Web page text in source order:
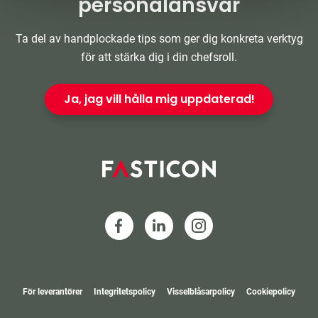
Ta del av handplockade tips som ger dig konkreta verktyg
för att stärka dig i din chefsroll.
Ja, jag vill hålla mig uppdaterad!
För leverantörer Integritetspolicy Visselblåsarpolicy Cookiepolicy